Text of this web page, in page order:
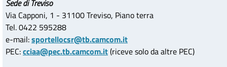
Sede di Treviso
Via Capponi, 1 - 31100 Treviso, Piano terra
Tel. 0422 595288
e-mail:sportellocsr@tb.camcom.it
PEC:cciaa@pec.tb.camcom.it(riceve solo da altre PEC)